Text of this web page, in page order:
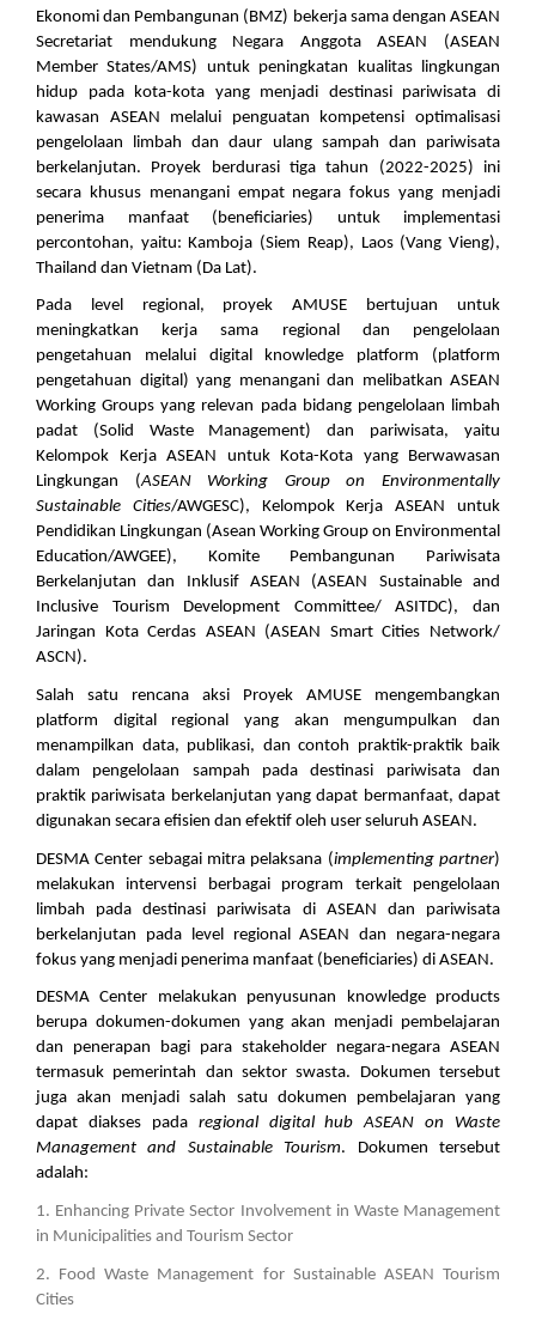
Ekonomi dan Pembangunan (BMZ) bekerja sama dengan ASEAN
Secretariat mendukung Negara Anggota ASEAN (ASEAN
Member States/AMS) untuk peningkatan kualitas lingkungan
hidup pada kota-kota yang menjadi destinasi pariwisata di
kawasan ASEAN melalui penguatan kompetensi optimalisasi
pengelolaan limbah dan daur ulang sampah dan pariwisata
berkelanjutan. Proyek berdurasi tiga tahun (2022-2025) ini
secara khusus menangani empat negara fokus yang menjadi
penerima manfaat (beneficiaries) untuk implementasi
percontohan, yaitu: Kamboja (Siem Reap), Laos (Vang Vieng),
Thailand dan Vietnam (Da Lat).
Pada level regional, proyek AMUSE bertujuan untuk
meningkatkan kerja sama regional dan pengelolaan
pengetahuan melalui digital knowledge platform (platform
pengetahuan digital) yang menangani dan melibatkan ASEAN
Working Groups yang relevan pada bidang pengelolaan limbah
padat (Solid Waste Management) dan pariwisata, yaitu
Kelompok Kerja ASEAN untuk Kota-Kota yang Berwawasan
Lingkungan (ASEAN Working Group on Environmentally
Sustainable Cities/AWGESC), Kelompok Kerja ASEAN untuk
Pendidikan Lingkungan (Asean Working Group on Environmental
Education/AWGEE), Komite Pembangunan Pariwisata
Berkelanjutan dan Inklusif ASEAN (ASEAN Sustainable and
Inclusive Tourism Development Committee/ ASITDC), dan
Jaringan Kota Cerdas ASEAN (ASEAN Smart Cities Network/
ASCN).
Salah satu rencana aksi Proyek AMUSE mengembangkan
platform digital regional yang akan mengumpulkan dan
menampilkan data, publikasi, dan contoh praktik-praktik baik
dalam pengelolaan sampah pada destinasi pariwisata dan
praktik pariwisata berkelanjutan yang dapat bermanfaat, dapat
digunakan secara efisien dan efektif oleh user seluruh ASEAN.
DESMA Center sebagai mitra pelaksana (implementing partner)
melakukan intervensi berbagai program terkait pengelolaan
limbah pada destinasi pariwisata di ASEAN dan pariwisata
berkelanjutan pada level regional ASEAN dan negara-negara
fokus yang menjadi penerima manfaat (beneficiaries) di ASEAN.
DESMA Center melakukan penyusunan knowledge products
berupa dokumen-dokumen yang akan menjadi pembelajaran
dan penerapan bagi para stakeholder negara-negara ASEAN
termasuk pemerintah dan sektor swasta. Dokumen tersebut
juga akan menjadi salah satu dokumen pembelajaran yang
dapat diakses pada regional digital hub ASEAN on Waste
Management and Sustainable Tourism. Dokumen tersebut
adalah:
1. Enhancing Private Sector Involvement in Waste Management
in Municipalities and Tourism Sector
2. Food Waste Management for Sustainable ASEAN Tourism
Cities